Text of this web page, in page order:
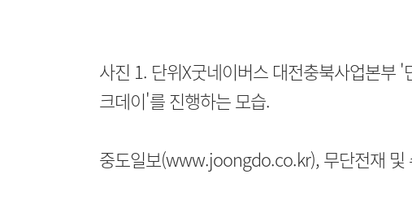
사진 1. 단위X굿네이버스 대전충북사업본부
크데이'를 진행하는 모습.
중도일보(www.joongdo.co.kr), 무단전재 및